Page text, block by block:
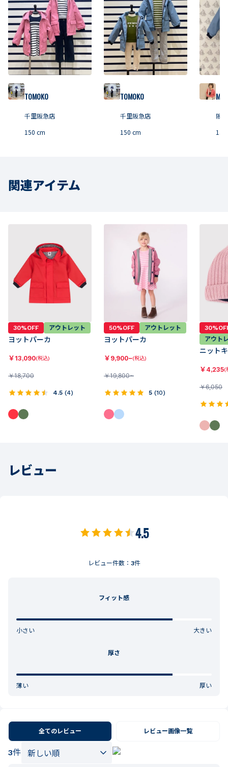
TOMOKO
千里阪急店
150 cm
TOMOKO
千里阪急店
150 cm
阪
158
関連アイテム
30%OFF アウトレット
ヨットパーカ
￥13,090(税込)
￥18,700
4.5 (4)
50%OFF アウトレット
ヨットパーカ
￥ 9,900~(税込)
￥19,800~
5 (10)
アウト
ニット
￥ 4,235(
￥6,050
レビュー
4.5
レビュー件数： 3件
フィット感
小さい 大きい
厚さ
薄い 厚い
全てのレビュー レビュー画像一覧
3件